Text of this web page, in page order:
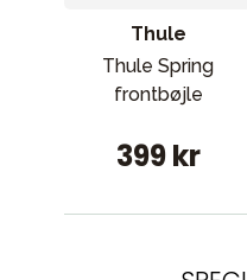
Thule
Thule Spring
frontbøjle
399 kr